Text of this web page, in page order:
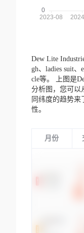
Dew Lite
gh、ladies suit、
cle等。
上图是
分析图，您可以
同纬度的趋势
性。
月份